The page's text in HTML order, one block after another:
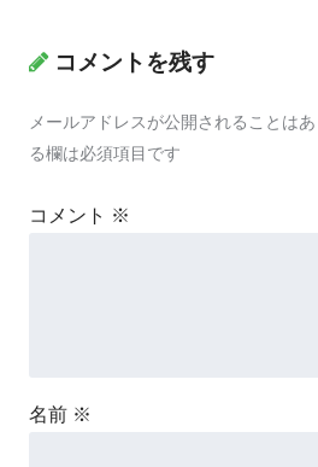
コメントを残す
メールアドレスが公開されることはあ
る欄は必須項目です
コメント ※
名前 ※